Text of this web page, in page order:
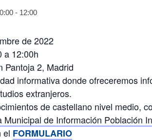
- 12:00
de 2022
a 12:00h
Pantoja 2, Madrid
informativa donde ofreceremos
extranjeros.
de castellano nivel medio,
Municipal de Información Población
el FORMULARIO